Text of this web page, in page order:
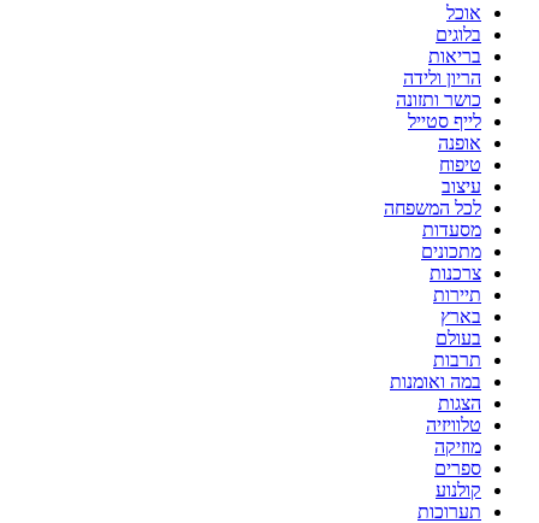
אוכל
בלוגים
בריאות
הריון ולידה
כושר ותזונה
לייף סטייל
אופנה
טיפוח
עיצוב
לכל המשפחה
מסעדות
מתכונים
צרכנות
תיירות
בארץ
בעולם
תרבות
במה ואומנות
הצגות
טלוויזיה
מוזיקה
ספרים
קולנוע
תערוכות